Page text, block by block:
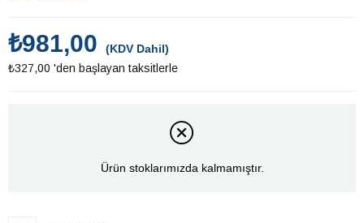
₺981,00
(KDV Dahil)
₺327,00 'den başlayan taksitlerle
Ürün stoklarımızda kalmamıştır.